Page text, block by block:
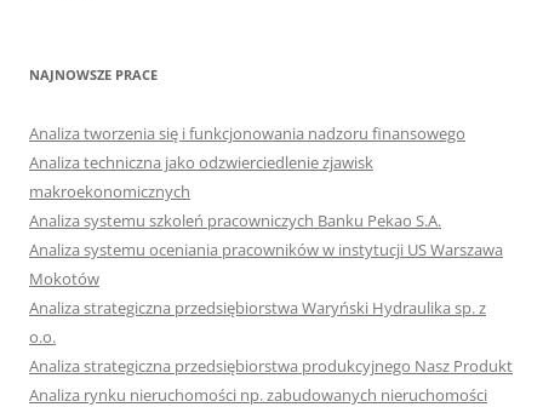
NAJNOWSZE PRACE
Analiza tworzenia się i funkcjonowania nadzoru finansowego
Analiza techniczna jako odzwierciedlenie zjawisk
makroekonomicznych
Analiza systemu szkoleń pracowniczych Banku Pekao S.A.
Analiza systemu oceniania pracowników w instytucji US Warszawa
Mokotów
Analiza strategiczna przedsiębiorstwa Waryński Hydraulika sp. z
o.o.
Analiza strategiczna przedsiębiorstwa produkcyjnego Nasz Produkt
Analiza rynku nieruchomości np. zabudowanych nieruchomości